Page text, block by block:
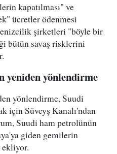
kapatılması" ve
ücretler ödenmesi
şirketleri "böyle bir
bütün savaş risklerini
yeniden yönlendirme
yönlendirme, Suudi
için Süveyş Kanalı'ndan
Suudi ham petrolünün
giden gemilerin